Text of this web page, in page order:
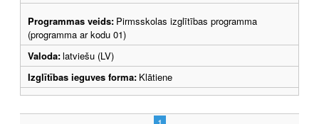
Programmas veids: Pirmsskolas izglītības programma
(programma ar kodu 01)
Valoda:latviešu (LV)
Izglītības ieguves forma: Klātiene